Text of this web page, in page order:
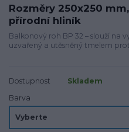
Rozměry 250x250
přírodní hliník
Balkonový roh BP 32 – slouží na
uzvařený a utěsněný tmelem
Dostupnost
Skladem
Barva